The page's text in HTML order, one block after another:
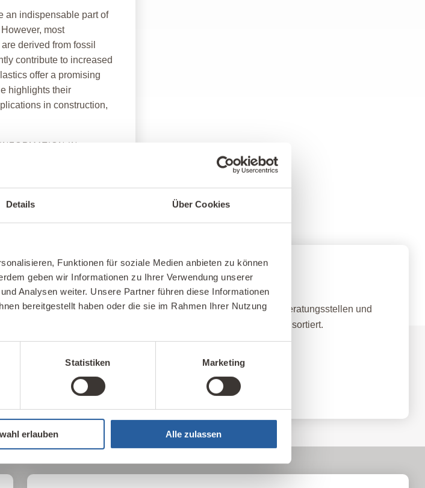
Details Über Cookies
Funktionen für soziale Medien anbieten zu können
geben wir Informationen zu Ihrer Verwendung unserer
Analysen weiter. Unsere Partner führen diese Informationen
bereitgestellt haben oder die sie im Rahmen Ihrer Nutzung
Statistiken Marketing
erlauben Alle zulassen
an indispensable part of
most
derived from fossil
contribute to increased
offer a promising
highlights their
in construction,
IN
Unser Kompetenz-Netzwerk
Hier finden Sie unsere qualifizierten Baubiologischen Beratungsstellen und
Kontakte im In- und Ausland nach Standort und Themen sortiert.
IBN Beratungsstellen